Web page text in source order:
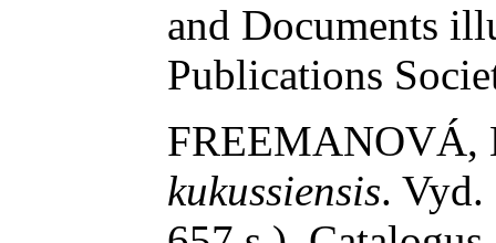
and Documents
Publications
FREEMANOVÁ,
kukussiensis. Vyd.